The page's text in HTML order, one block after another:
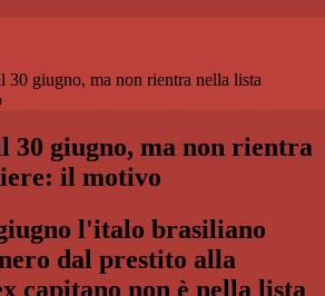
30 giugno, ma non rientra nella lista
giugno, ma non rientra
il motivo
l'italo brasiliano
dal prestito alla
capitano non è nella lista